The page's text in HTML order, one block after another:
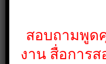
สอบถามพูด
งาน สื่อการส